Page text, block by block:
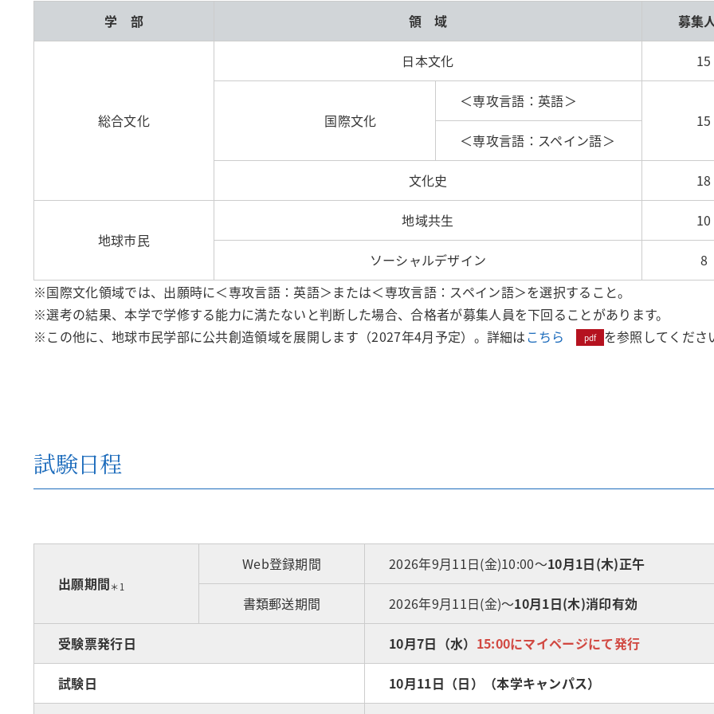
学 部 領 域 募集
総合文化
日本文化 15
国際文化
＜専攻言語：英語＞
15
＜専攻言語：スペイン語＞
文化史 18
地球市民
地域共生 10
ソーシャルデザイン
8
※国際文化領域では、出願時に＜専攻言語：英語＞または＜専攻言語：スペイン語＞を選択すること。
※選考の結果、本学で学修する能力に満たないと判断した場合、合格者が募集人員を下回ることがあります。
※この他に、地球市民学部に公共創造領域を展開します（2027年4月予定）。詳細はこちら を参照してくださ
試験日程
出願期間＊1
Web登録期間 2026年9月11日(金)10:00～10月1日(木)正午
書類郵送期間 2026年9月11日(金)～10月1日(木)消印有効
受験票発行日 10月7日（水） 15:00にマイページにて発行
試験日 10月11日（日）（本学キャンパス）